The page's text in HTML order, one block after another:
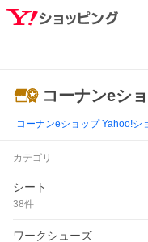
コーナンeショップ Yahoo!シ
カテゴリ
シート
38件
ワークシューズ